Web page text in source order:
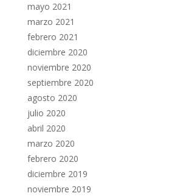
mayo 2021
marzo 2021
febrero 2021
diciembre 2020
noviembre 2020
septiembre 2020
agosto 2020
julio 2020
abril 2020
marzo 2020
febrero 2020
diciembre 2019
noviembre 2019